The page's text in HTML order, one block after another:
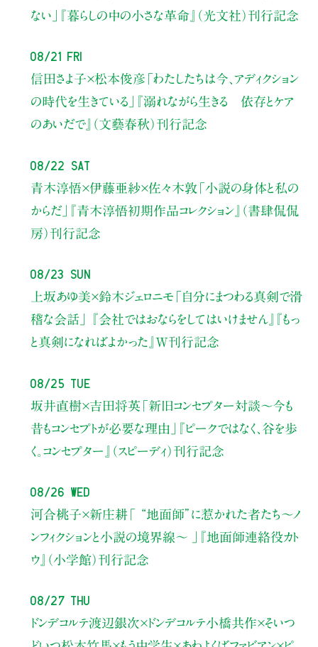
ない」
『暮らしの中の小さな革命』（光文社）刊行記念
08/21 Fri
信田さよ子×松本俊彦 「わたしたちは今、アディクション
の時代を生きている」
『溺れながら生きる 依存とケア
のあいだで』（文藝春秋）刊行記念
08/22 Sat
青木淳悟×伊藤亜紗×佐々木敦 「小説の身体と私の
からだ」
『青木淳悟初期作品コレクション』（書肆侃侃
房）刊行記念
08/23 Sun
上坂あゆ美×鈴木ジェロニモ 「自分にまつわる真剣で滑
稽な会話」
『会社ではおならをしてはいけません』『もっ
と真剣になればよかった』W刊行記念
08/25 Tue
坂井直樹×吉田将英「新旧コンセプター対談～今も
昔もコンセプトが必要な理由」
『ピークではなく、谷を歩
く。コンセプター』（スピーディ）刊行記念
08/26 Wed
河合桃子×新庄耕「 “地面師”に惹かれた者たち〜ノ
ンフィクションと小説の境界線〜 」
『地面師連絡役カト
ウ』（小学館）刊行記念
08/27 Thu
ドンデコルテ渡辺銀次×ドンデコルテ小橋共作×そいつ